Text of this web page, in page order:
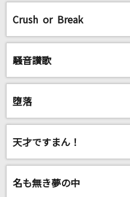
[生音]メロディー
玉置浩二
Rusty Nail(ビデオクリ
GOING UNDER GROUND
乙女のグロリアス
Crush or Break
騒音讃歌
堕落
天才ですまん！
名も無き夢の中